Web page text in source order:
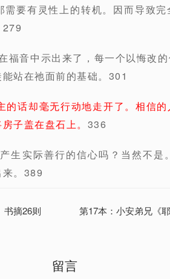
要有灵性上的转机。因而导致
279
福音中示出来了，每一个以悔改
站在祂面前的基础。301
的话却毫无行动地走开了。相信
子盖在盘石上。 336
生实际善行的信心吗？当然不是
。389
书摘26则 第17本：小安弟兄《
留言